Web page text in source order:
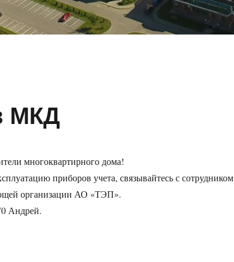
МКД
многоквартирного дома!
приборов учета, связывайтесь с сотрудником
организации АО «ТЭП».
Андрей.